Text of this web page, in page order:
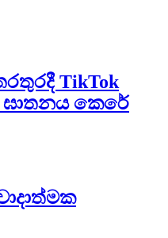
TikTok
කෙරේ